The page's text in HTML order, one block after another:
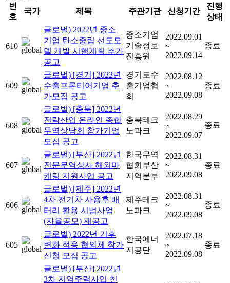
번
호
국가 제목 주관기관 신청기간
진행
상태
610
글로벌) 2022년 중소
기업 탄소중립 선도모
델 개발 시행계획 추가
공고
중소기업
기술정보
진흥원
2022.09.01
~
2022.09.14
종료
609
글로벌) [경기] 2022년
수출프론티어기업 추
가모집 공고
경기도수
출기업협
회
2022.08.12
~
2022.09.08
종료
608
글로벌) [충북] 2022년
전략산업 온라인 종합
무역상담회 참가기업
모집 공고
충북테크
노파크
2022.08.29
~
2022.09.07
종료
607
글로벌) [부산] 2022년
전문무역상사 해외마
케팅 지원사업 공고
한국무역
협회부산
지역본부
2022.08.31
~
2022.09.08
종료
606
글로벌) [제주] 2022년
4차 전기차 사용후 배
터리 활용 시범사업
(자율공모) 재공고
제주테크
노파크
2022.08.31
~
2022.09.08
종료
605
글로벌) 2022년 기후
변화 적응 협의체 참가
신청 모집 공고
한국에너
지공단
2022.07.18
~
2022.09.08
종료
글로벌) [부산] 2022년
3차 지역주력사업 친